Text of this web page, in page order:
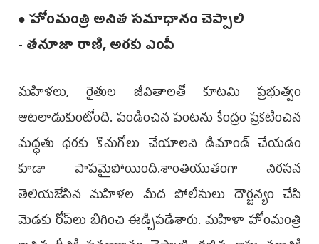
● హోంమంత్రి అనిత స‌మాధానం చెప్పాలి
- త‌నూజా రాణి, అర‌కు ఎంపీ
మ‌హిళ‌లు, రైతుల జీవితాల‌తో కూట‌మి ప్ర‌భుత్వం
ఆటలాడుకుంటోంది. పండించిన పంట‌ను కేంద్రం ప్ర‌క‌టించిన‌
మ‌ద్ధ‌తు ధ‌రకు కొనుగోలు చేయాల‌ని డిమాండ్ చేయ‌డం
కూడా పాప‌మైపోయింది.శాంతియుతంగా నిర‌స‌న
తెలియ‌జేసిన మ‌హిళ‌ల మీద పోలీసులు దౌర్జ‌న్యం చేసి
మెడ‌కు రోప్‌లు బిగించి ఈడ్చిప‌డేశారు. మ‌హిళా హోంమంత్రి